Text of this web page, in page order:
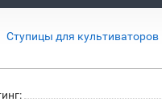
Ступицы для